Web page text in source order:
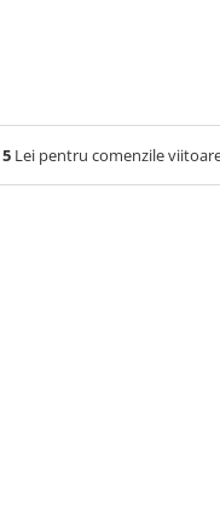
5 Lei pentru comenzile